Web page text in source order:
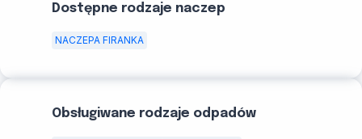
Dostępne rodzaje naczep
NACZEPA FIRANKA
Obsługiwane rodzaje odpadów